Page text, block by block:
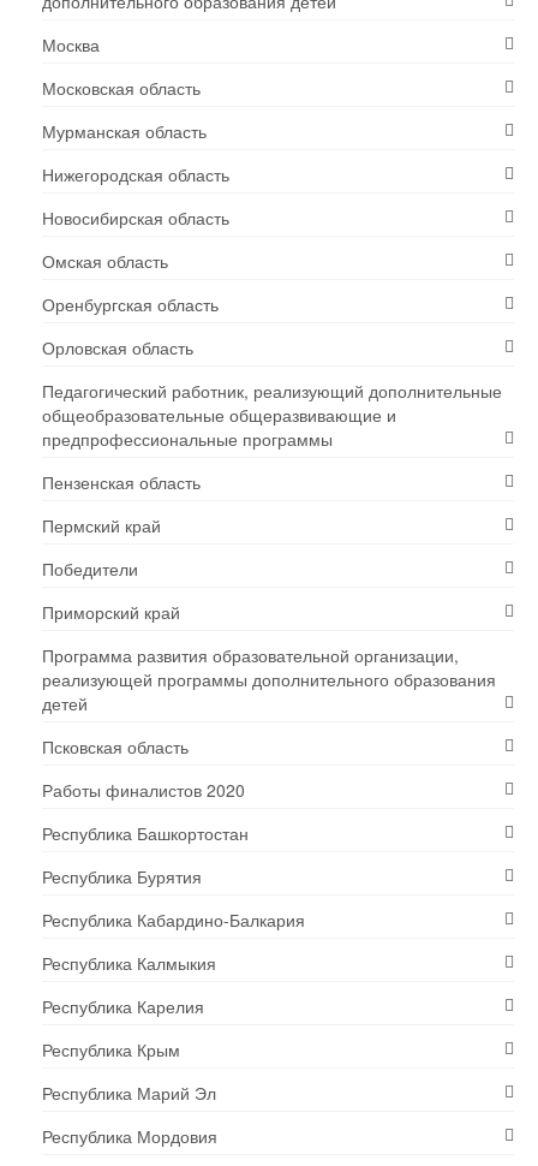
Москва
Московская область
Мурманская область
Нижегородская область
Новосибирская область
Омская область
Оренбургская область
Орловская область
Педагогический работник, реализующий дополнительные
общеобразовательные общеразвивающие и
предпрофессиональные программы
Пензенская область
Пермский край
Победители
Приморский край
Программа развития образовательной организации,
реализующей программы дополнительного образования
детей
Псковская область
Работы финалистов 2020
Республика Башкортостан
Республика Бурятия
Республика Кабардино-Балкария
Республика Калмыкия
Республика Карелия
Республика Крым
Республика Марий Эл
Республика Мордовия